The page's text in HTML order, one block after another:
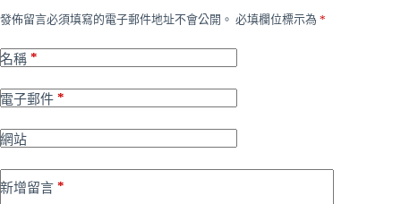
發佈留言必須填寫的電子郵件地址不會公開。 必填欄位標示為 *
名稱 *
電子郵件 *
網站
新增留言 *